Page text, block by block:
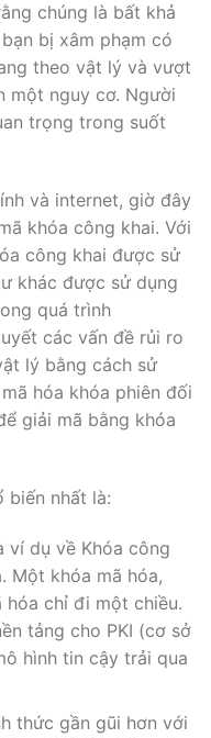
chúng là bất khả
bị xâm phạm có
theo vật lý và vượt
một nguy cơ. Người
trọng trong suốt
và internet, giờ đây
khóa công khai. Với
công khai được sử
khác được sử dụng
quá trình
các vấn đề rủi ro
lý bằng cách sử
hóa khóa phiên đối
giải mã bằng khóa
biến nhất là:
ví dụ về Khóa công
Một khóa mã hóa,
hóa chỉ đi một chiều.
tảng cho PKI (cơ sở
hình tin cậy trải qua
thức gần gũi hơn với